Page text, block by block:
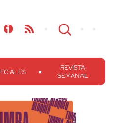
REVISTA
SEMANAL